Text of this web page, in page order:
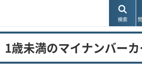
検索
1歳未満のマイナンバー